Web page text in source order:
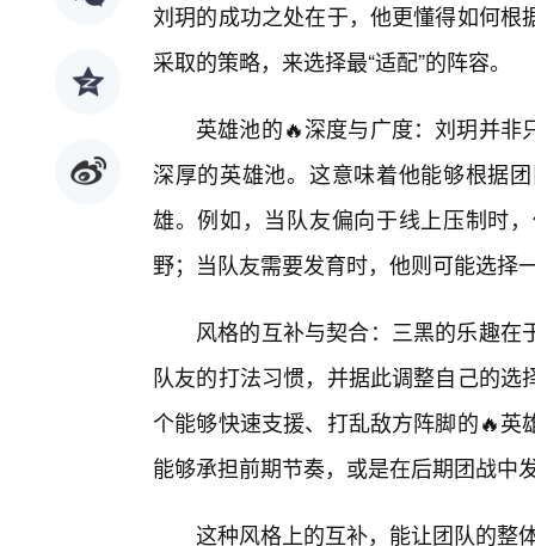
刘玥的成功之处在于，他更懂得如何
采取的策略，来选择最“适配”的阵容。
英雄池的🔥深度与广度：刘玥并
深厚的英雄池。这意味着他能够根据
雄。例如，当队友偏向于线上压制时
野；当队友需要发育时，他则可能选择
风格的互补与契合：三黑的乐趣
队友的打法习惯，并据此调整自己的
个能够快速支援、打乱敌方阵脚的🔥
能够承担前期节奏，或是在后期团战中
这种风格上的互补，能让团队的整